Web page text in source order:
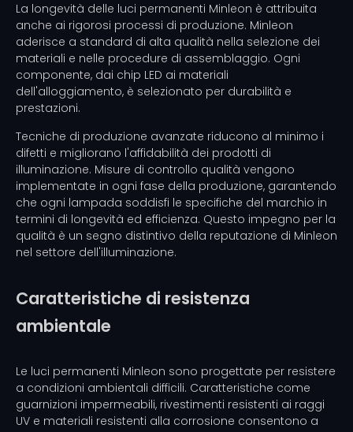
La longevità delle luci permanenti Minleon è attribuita
anche ai rigorosi processi di produzione. Minleon
aderisce a standard di alta qualità nella selezione dei
materiali e nelle procedure di assemblaggio. Ogni
componente, dai chip LED ai materiali
dell'alloggiamento, è selezionato per durabilità e
prestazioni.
Tecniche di produzione avanzate riducono al minimo i
difetti e migliorano l'affidabilità dei prodotti di
illuminazione. Misure di controllo qualità vengono
implementate in ogni fase della produzione, garantendo
che ogni lampada soddisfi le specifiche del marchio in
termini di longevità ed efficienza. Questo impegno per la
qualità è un segno distintivo della reputazione di Minleon
nel settore dell'illuminazione.
Caratteristiche di resistenza
ambientale
Le luci permanenti Minleon sono progettate per resistere
a condizioni ambientali difficili. Caratteristiche come
guarnizioni impermeabili, rivestimenti resistenti ai raggi
UV e materiali resistenti alla corrosione consentono a